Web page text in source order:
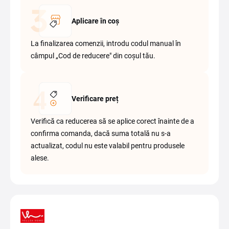
Aplicare în coș
La finalizarea comenzii, introdu codul manual în
câmpul „Cod de reducere" din coșul tău.
Verificare preț
Verifică ca reducerea să se aplice corect înainte de a
confirma comanda, dacă suma totală nu s-a
actualizat, codul nu este valabil pentru produsele
alese.